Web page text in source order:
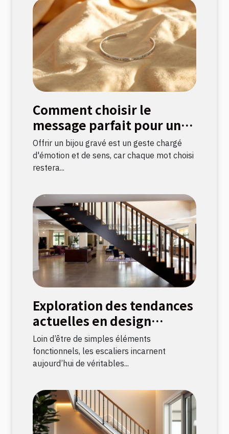
Comment choisir le
message parfait pour un
bijou gravé ?
Offrir un bijou gravé est un geste chargé
d'émotion et de sens, car chaque mot choisi
restera...
Exploration des tendances
actuelles en design
d'escaliers
Loin d’être de simples éléments
fonctionnels, les escaliers incarnent
aujourd’hui de véritables...